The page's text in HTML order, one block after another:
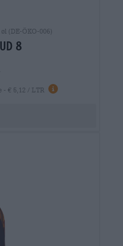
(DE-ÖKO-006)
8
- € 5,12 / LTR